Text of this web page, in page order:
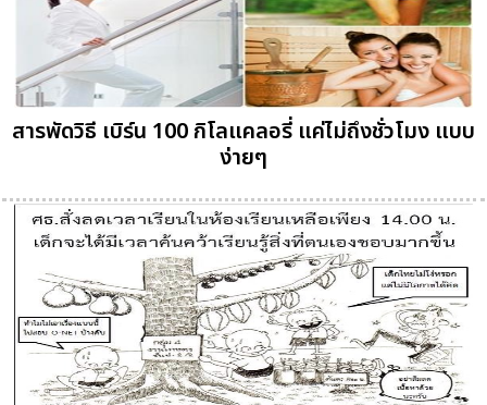
สารพัดวิธี เบิร์น 100 กิโลแคลอรี่ แค่ไม่ถึงชั่วโมง แบบ
ง่ายๆ